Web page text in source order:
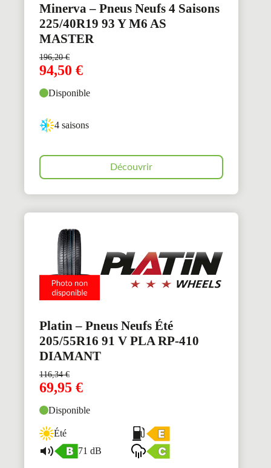
Minerva – Pneus Neufs 4 Saisons
225/40R19 93 Y M6 AS
MASTER
196,20€
94,50 €
Disponible
4 saisons
Découvrir
Platin – Pneus Neufs Été
205/55R16 91 V PLA RP-410
DIAMANT
116,34€
69,95 €
Disponible
Été
71 dB